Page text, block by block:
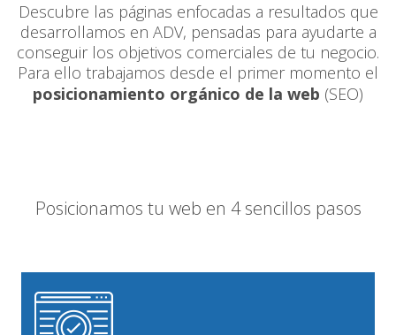
Descubre las páginas enfocadas a resultados que
desarrollamos en ADV, pensadas para ayudarte a
conseguir los objetivos comerciales de tu negocio.
Para ello trabajamos desde el primer momento el
posicionamiento orgánico de la web (SEO)
Posicionamos tu web en 4 sencillos pasos